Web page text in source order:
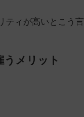
ティが高いとこう
うメリット